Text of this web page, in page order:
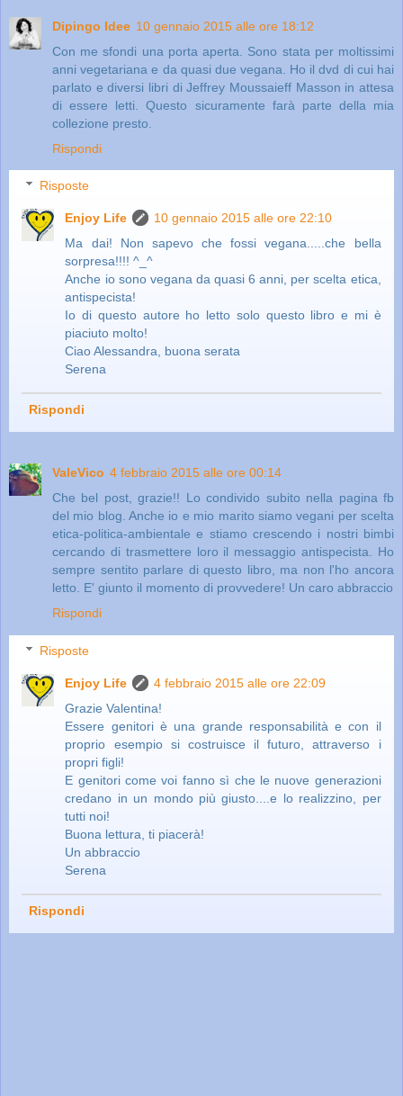
Dipingo Idee 10 gennaio 2015 alle ore 18:12
Con me sfondi una porta aperta. Sono stata per moltissimi
anni vegetariana e da quasi due vegana. Ho il dvd di cui hai
parlato e diversi libri di Jeffrey Moussaieff Masson in attesa
di essere letti. Questo sicuramente farà parte della mia
collezione presto.
Rispondi
Risposte
Enjoy Life
10 gennaio 2015 alle ore 22:10
Ma dai! Non sapevo che fossi vegana.....che bella
sorpresa!!!! ^_^
Anche io sono vegana da quasi 6 anni, per scelta etica,
antispecista!
Io di questo autore ho letto solo questo libro e mi è
piaciuto molto!
Ciao Alessandra, buona serata
Serena
Rispondi
ValeVico 4 febbraio 2015 alle ore 00:14
Che bel post, grazie!! Lo condivido subito nella pagina fb
del mio blog. Anche io e mio marito siamo vegani per scelta
etica-politica-ambientale e stiamo crescendo i nostri bimbi
cercando di trasmettere loro il messaggio antispecista. Ho
sempre sentito parlare di questo libro, ma non l'ho ancora
letto. E' giunto il momento di provvedere! Un caro abbraccio
Rispondi
Risposte
Enjoy Life
4 febbraio 2015 alle ore 22:09
Grazie Valentina!
Essere genitori è una grande responsabilità e con il
proprio esempio si costruisce il futuro, attraverso i
propri figli!
E genitori come voi fanno sì che le nuove generazioni
credano in un mondo più giusto....e lo realizzino, per
tutti noi!
Buona lettura, ti piacerà!
Un abbraccio
Serena
Rispondi